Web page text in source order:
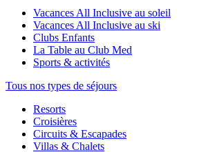
Vacances All Inclusive au soleil
Vacances All Inclusive au ski
Clubs Enfants
La Table au Club Med
Sports & activités
Tous nos types de séjours
Resorts
Croisières
Circuits & Escapades
Villas & Chalets